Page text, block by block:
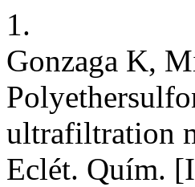
1.
Gonzaga K,
ultrafiltration
Eclét. Quím.